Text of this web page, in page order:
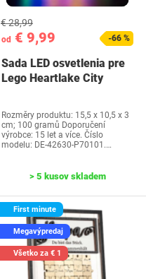
od € 9,99
€ 28,99
-66 %
Sada LED osvetlenia pre
Lego Heartlake City
Rozměry produktu: 15,5 x 10,5 x 3
cm; 100 gramů Doporučení
výrobce: 15 let a více. Číslo
modelu: DE-42630-P70101.…
> 5 kusov skladem
First minute
Megavýpredaj
Všetko za € 1